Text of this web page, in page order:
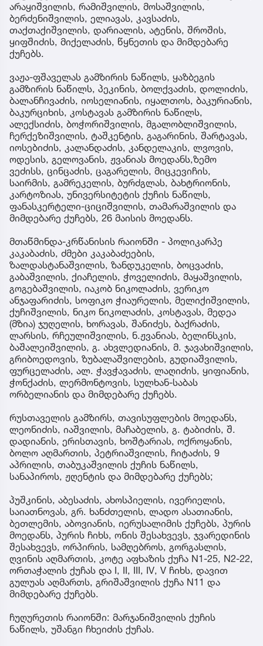
არაყიშვილის, რამიშვილის, მოსაშვილის,
ბერძენიშვილის, ელიავას, კავსაძის,
თაქთაქიშვილის, დარიალის, ატენის, შროშის,
ყიფშიძის, მიქელაძის, წყნეთის და მიმდებარე
ქუჩებს.
ვაჟა-ფშაველას გამზირის ნაწილს, ყაზბეგის
გამზირის ნაწილს, პეკინის, ბოლქვაძის, დოლიძის,
ბალანჩივაძის, იოსელიანის, იყალთოს, ბაკურიანის,
ბაკურციხის, კოსტავას გამზირის ნაწილს,
ალექსიძის, ბოჭორიშვილის, მგალობლიშვილის,
ჩერქეზიშვილის, ტაშკენტის, გაგარინის, შარტავას,
იოსებიძის, კალანდაძის, კანდელაკის, ლვოვის,
ოდესის, გელოვანის, ჟვანიას მოედანს,ზემო
ვეძისს, ცინცაძის, ცაგარელის, მიცკევიჩის,
საირმის, გამრეკელის, ბურძგლას, ბახტრიონის,
კარტოზიას, უნივერსიტეტის ქუჩის ნაწილს,
ფანასკერტელი-ციციშვილის, თამარაშვილის და
მიმდებარე ქუჩებს, 26 მაისის მოედანს.
მთაწმინდა-კრწანისის რაიონში - პოლიკარპე
კაკაბაძის, ძმები კაკაბაძეების,
ზალდასტანაშვილის, ზანდუკელის, ბოცვაძის,
გაბაშვილის, ქიაჩელის, ჭოველიძის, მაყაშვილის,
გოგებაშვილის, იაკობ ნიკოლაძის, ვერიკო
ანჯაფარიძის, სოფიკო ჭიაურელის, მელიქიშვილის,
ქუჩიშვილის, ნიკო ნიკოლაძის, კოსტავას, მედეა
(მზია) ჯუღელის, ხორავას, შანიძეს, ბაქრაძის,
ლარსის, რჩეულიშვილის, ნ.ჟვანიას, ბელინსკის,
ბაშალეიშვილის, გ. ახვლედიანის, მ. ჯავახიშვილის,
გრიბოედოვის, ზუბალაშვილების, გუდიაშვილის,
ფურცელაძის, ალ. ჭავჭავაძის, ლაღიძის, ყიფიანის,
ჭონქაძის, ლერმონტოვის, სულხან-საბას
ორბელიანის და მიმდებარე ქუჩებს.
რუსთაველის გამზირს, თავისუფლების მოედანს,
ლეონიძის, იაშვილის, მაჩაბელის, გ. ტაბიძის, შ.
დადიანის, ერისთავის, ხოშტარიას, ოქროყანის,
ბოლო აღმართის, პეტრიაშვილის, ჩიტაძის, 9
აპრილის, თაბუკაშვილის ქუჩის ნაწილს,
სანაპიროს, ჟღენტის და მიმდებარე ქუჩებს;
პუშკინის, აბესაძის, ახოსპიელის, ივერიელის,
საიათნოვას, გრ. ხანძთელის, ლადო ასათიანის,
ბეთლემის, აბოვიანის, იერუსალიმის ქუჩებს, პურის
მოედანს, პურის ჩიხს, ონის შესახვევს, ჯვარედინის
შესახვევს, ორპირის, სამღებროს, გორგასლის,
ღვინის აღმართის, კოტე აფხაზის ქუჩა N1-25, N2-22,
ორთაჭალის ქუჩას და I, II, III, IV, V ჩიხს, დავით
გულუას აღმართს, გრიშაშვილის ქუჩა N11 და
მიმდებარე ქუჩებს.
ჩუღურეთის რაიონში: მარჯანიშვილის ქუჩის
ნაწილს, უშანგი ჩხეიძის ქუჩას.